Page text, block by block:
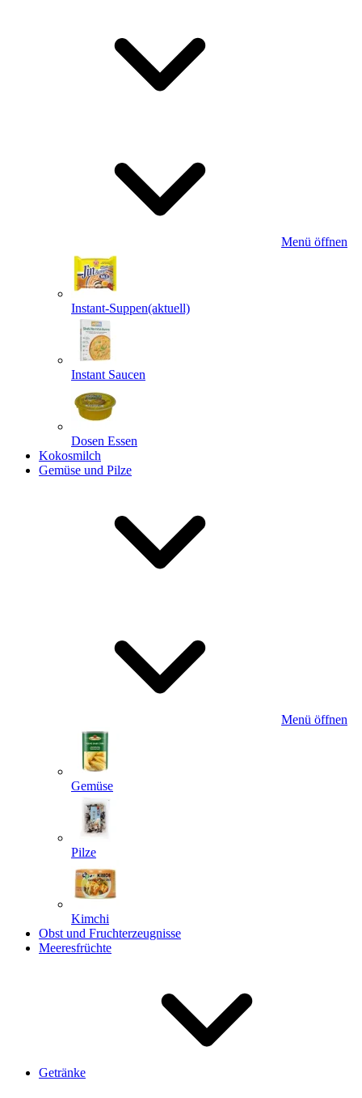
Menü öffnen
Instant-Suppen(aktuell)
Instant Saucen
Dosen Essen
Kokosmilch
Gemüse und Pilze
Menü öffnen
Gemüse
Pilze
Kimchi
Obst und Fruchterzeugnisse
Meeresfrüchte
Getränke